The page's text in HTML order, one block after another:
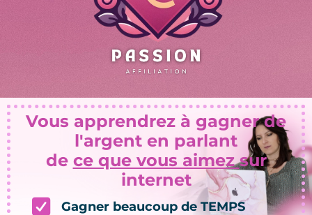
Vous apprendrez à gagner de
l'argent en parlant
de ce que vous aimezsur
internet
Gagner beaucoup de TEMPS